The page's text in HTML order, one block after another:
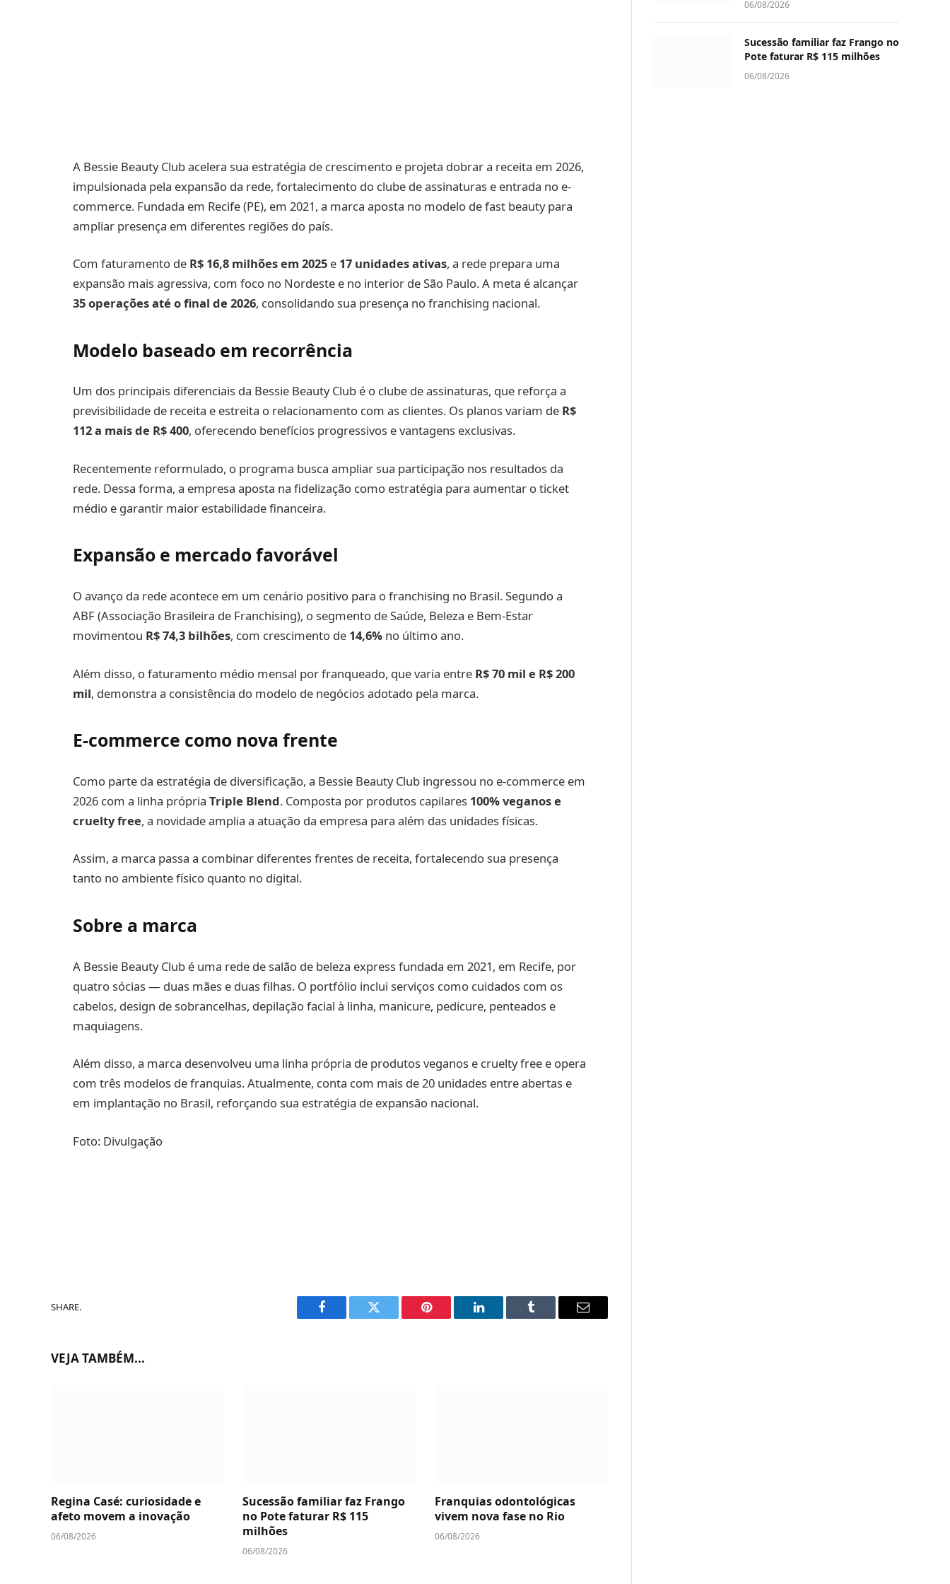
A Bessie Beauty Club acelera sua estratégia de crescimento e projeta dobrar a receita em 2026,
impulsionada pela expansão da rede, fortalecimento do clube de assinaturas e entrada no e-
commerce. Fundada em Recife (PE), em 2021, a marca aposta no modelo de fast beauty para
ampliar presença em diferentes regiões do país.
Com faturamento de R$ 16,8 milhões em 2025 e 17 unidades ativas, a rede prepara uma
expansão mais agressiva, com foco no Nordeste e no interior de São Paulo. A meta é alcançar
35 operações até o final de 2026, consolidando sua presença no franchising nacional.
Modelo baseado em recorrência
Um dos principais diferenciais da Bessie Beauty Club é o clube de assinaturas, que reforça a
previsibilidade de receita e estreita o relacionamento com as clientes. Os planos variam de R$
112 a mais de R$ 400, oferecendo benefícios progressivos e vantagens exclusivas.
Recentemente reformulado, o programa busca ampliar sua participação nos resultados da
rede. Dessa forma, a empresa aposta na fidelização como estratégia para aumentar o ticket
médio e garantir maior estabilidade financeira.
Expansão e mercado favorável
O avanço da rede acontece em um cenário positivo para o franchising no Brasil. Segundo a
ABF (Associação Brasileira de Franchising), o segmento de Saúde, Beleza e Bem-Estar
movimentou R$ 74,3 bilhões, com crescimento de 14,6% no último ano.
Além disso, o faturamento médio mensal por franqueado, que varia entre R$ 70 mil e R$ 200
mil, demonstra a consistência do modelo de negócios adotado pela marca.
E-commerce como nova frente
Como parte da estratégia de diversificação, a Bessie Beauty Club ingressou no e-commerce em
2026 com a linha própria Triple Blend. Composta por produtos capilares 100% veganos e
cruelty free, a novidade amplia a atuação da empresa para além das unidades físicas.
Assim, a marca passa a combinar diferentes frentes de receita, fortalecendo sua presença
tanto no ambiente físico quanto no digital.
Sobre a marca
A Bessie Beauty Club é uma rede de salão de beleza express fundada em 2021, em Recife, por
quatro sócias — duas mães e duas filhas. O portfólio inclui serviços como cuidados com os
cabelos, design de sobrancelhas, depilação facial à linha, manicure, pedicure, penteados e
maquiagens.
Além disso, a marca desenvolveu uma linha própria de produtos veganos e cruelty free e opera
com três modelos de franquias. Atualmente, conta com mais de 20 unidades entre abertas e
em implantação no Brasil, reforçando sua estratégia de expansão nacional.
Foto: Divulgação
SHARE.
Facebook Twitter Pinterest LinkedIn Tumblr Email
VEJA TAMBÉM...
Regina Casé: curiosidade e
afeto movem a inovação
06/08/2026
Sucessão familiar faz Frango
no Pote faturar R$ 115
milhões
06/08/2026
Franquias odontológicas
vivem nova fase no Rio
06/08/2026
06/08/2026
Sucessão familiar faz Frango no
Pote faturar R$ 115 milhões
06/08/2026